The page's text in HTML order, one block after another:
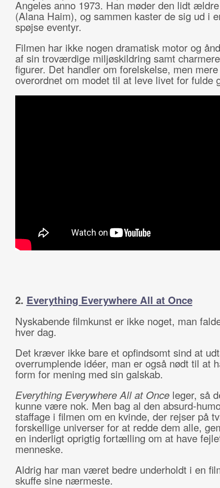
Angeles anno 1973. Han møder den lidt
(Alana Haim), og sammen kaster de sig ud i
spøjse eventyr.
Filmen har ikke nogen dramatisk motor og
af sin troværdige miljøskildring samt
figurer. Det handler om forelskelse, men mere
overordnet om modet til at leve livet for fulde
2. Everything Everywhere All at Once
Nyskabende filmkunst er ikke noget, man
hver dag.
Det kræver ikke bare et opfindsomt sind at
overrumplende idéer, man er også nødt til at
form for mening med sin galskab.
Everything Everywhere All at Onceleger, så
kunne være nok. Men bag al den absurd-
staffage i filmen om en kvinde, der rejser på
forskellige universer for at redde dem alle,
en inderligt oprigtig fortælling om at have
menneske.
Aldrig har man været bedre underholdt i en
skuffe sine nærmeste.